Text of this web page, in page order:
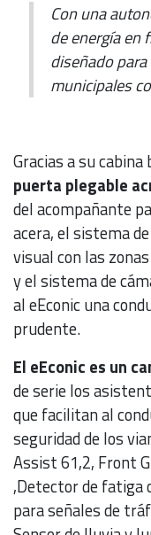
Con una
de energía en
diseñado
municipales
Gracias a su
puerta plegable
del acompañante
acera, el sistema
visual con las
y el sistema de
al eEconic una
prudente.
El eEconic es un
de serie los
que facilitan al
seguridad de los
Assist 61,2, Front
,Detector de fatiga
para señales de